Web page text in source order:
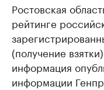
Ростовская
рейтинге
(получение
информация
информации